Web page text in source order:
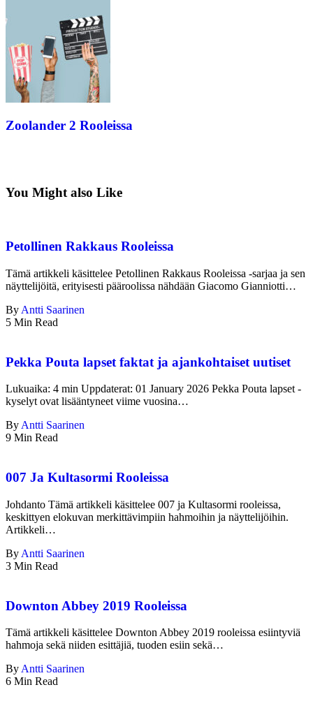
Zoolander 2 Rooleissa
You Might also Like
Petollinen Rakkaus Rooleissa
Tämä artikkeli käsittelee Petollinen Rakkaus Rooleissa -sarjaa ja sen
näyttelijöitä, erityisesti pääroolissa nähdään Giacomo Gianniotti…
By Antti Saarinen
5 Min Read
Pekka Pouta lapset faktat ja ajankohtaiset uutiset
Lukuaika: 4 min Uppdaterat: 01 January 2026 Pekka Pouta lapset -
kyselyt ovat lisääntyneet viime vuosina…
ByAntti Saarinen
9 Min Read
007 Ja Kultasormi Rooleissa
Johdanto Tämä artikkeli käsittelee 007 ja Kultasormi rooleissa,
keskittyen elokuvan merkittävimpiin hahmoihin ja näyttelijöihin.
Artikkeli…
By Antti Saarinen
3 Min Read
Downton Abbey 2019 Rooleissa
Tämä artikkeli käsittelee Downton Abbey 2019 rooleissa esiintyviä
hahmoja sekä niiden esittäjiä, tuoden esiin sekä…
By Antti Saarinen
6 Min Read